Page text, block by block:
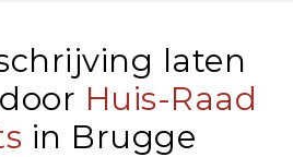
laten
Huis-Raad
in Brugge